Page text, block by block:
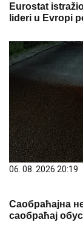
Eurostat
lideri u Evropi
06. 08. 2026 20:19
Саобраћајна
саобраћај